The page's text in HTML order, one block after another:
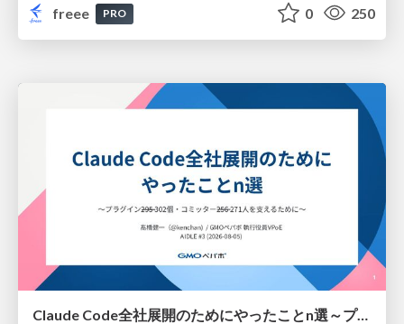
freee
PRO 0 250
Claude Code全社展開のためにやったことn選～プラグイン302個・コミッター271人を支えるために～